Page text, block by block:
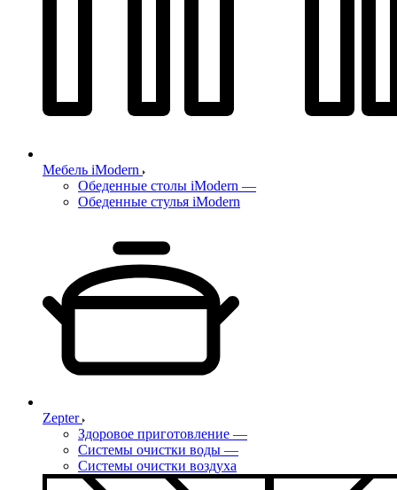
Мебель iModern
Обеденные столы iModern —
Обеденные стулья iModern
Zepter
Здоровое приготовление —
Системы очистки воды —
Системы очистки воздуха